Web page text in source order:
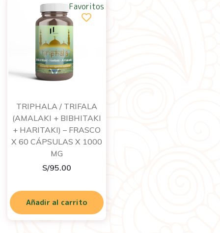
TRIPHALA / TRIFALA
(AMALAKI + BIBHITAKI
+ HARITAKI) – FRASCO
X 60 CÁPSULAS X 1000
MG
S/95.00
Añadir al carrito
Favoritos